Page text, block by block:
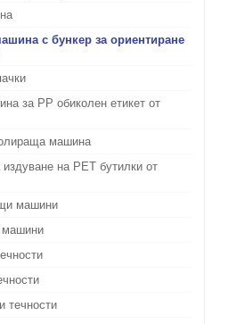
с бункер за ориентиране
за РР обиколен етикет от
машина
на РЕТ бутилки от
машини
машини
течности